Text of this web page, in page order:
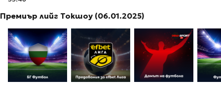
Премиър лийг Токшоу (06.01.2025)